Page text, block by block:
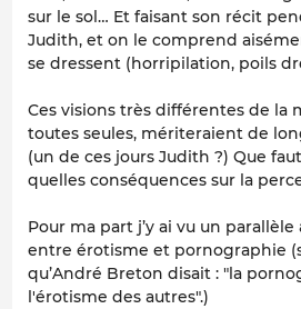
sur le sol… Et faisant son récit
Judith, et on le comprend
se dressent (horripilation, poils
Ces visions très différentes de la
toutes seules, mériteraient de
(un de ces jours Judith ?) Que
quelles conséquences sur la
Pour ma part j’y ai vu un parallèle
entre érotisme et pornographie
qu’André Breton disait : "la
l'érotisme des autres".)